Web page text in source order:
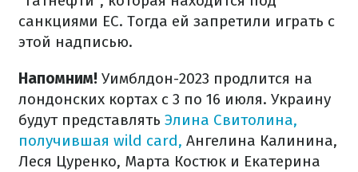
санкциями ЕС. Тогда ей запретили играть с
этой надписью.
Напомним! Уимблдон-2023 продлится на
лондонских кортах с 3 по 16 июля. Украину
будут представлять Элина Свитолина,
получившая wild card, Ангелина Калинина,
Леся Цуренко, Марта Костюк и Екатерина